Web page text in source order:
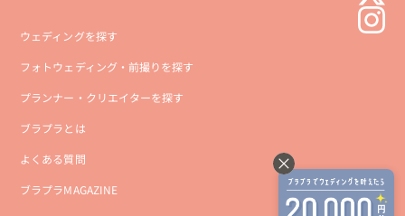
ウェディングを探す
フォトウェディング・前撮りを探す
プランナー・クリエイターを探す
ブラプラとは
よくある質問
ブラプラMAGAZINE